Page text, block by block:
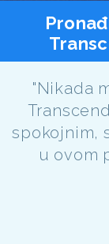
"Nikada
spokojnim,
u ovom